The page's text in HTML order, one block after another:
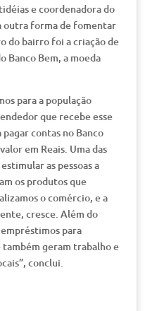
e coordenadora do
outra forma de fomentar
do bairro foi a criação de
Banco Bem, a moeda
para a população
que recebe esse
contas no Banco
em Reais. Uma das
as pessoas a
os produtos que
o comércio, e a
cresce. Além do
para
geram trabalho e
conclui.